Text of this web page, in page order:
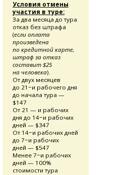
Условия отмены
участия в туре:
За два месяца до тура
отказ без штрафа
(если оплата
произведена
по кредитной карте,
штраф за отказ
составит $25
на человека).
От двух месяцев
до 21−и рабочего дня
до начала тура —
$147
От 21 — и рабочих
дня до 14−и рабочих
дней — $347
От 14−и рабочих дней
до 7−и рабочих
дней — $547
Менее 7−и рабочих
дней — 100%
стоимости тура